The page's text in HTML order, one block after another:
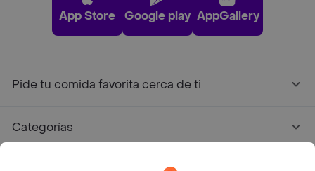
App Store Google play AppGallery
Pide tu comida favorita cerca de ti
Categorías